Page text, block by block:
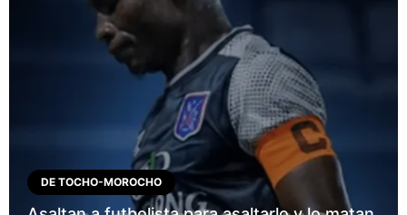
DE TOCHO-MOROCHO